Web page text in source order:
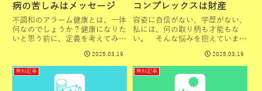
病の苦しみはメッセージ
不調和のアラーム健康とは、一体
何なのでしょうか？健康になりた
いと思う前に、定義を考えてみま
力で本来の元に戻る姿として定義
するか、病気を人間の力で制御す
ることとするのかということで
す。病気によって起こる痛みを、
2025.03.19
コンプレックスは財産
容姿に自信がない、学歴がない、
私には、何の取り柄も才能もな
い。 そんな悩みを抱えていませ
ち劣等感は、その人にとって素晴
らしい財産といえます。 劣等感
は、裏を返せば、認められたいと
いう強い気持ちです。 それを、
2025.03.19
無料記事 無料記事